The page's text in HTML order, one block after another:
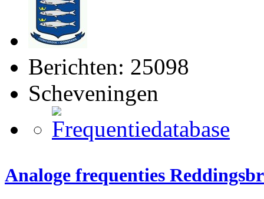
Berichten: 25098
Scheveningen
Analoge frequenties